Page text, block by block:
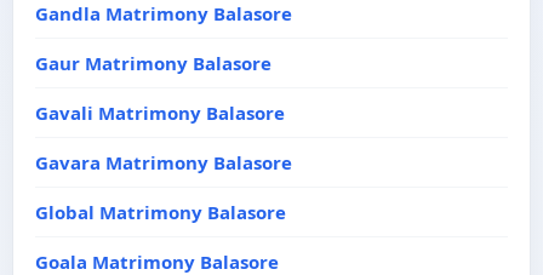
Gandla Matrimony Balasore
Gaur Matrimony Balasore
Gavali Matrimony Balasore
Gavara Matrimony Balasore
Global Matrimony Balasore
Goala Matrimony Balasore